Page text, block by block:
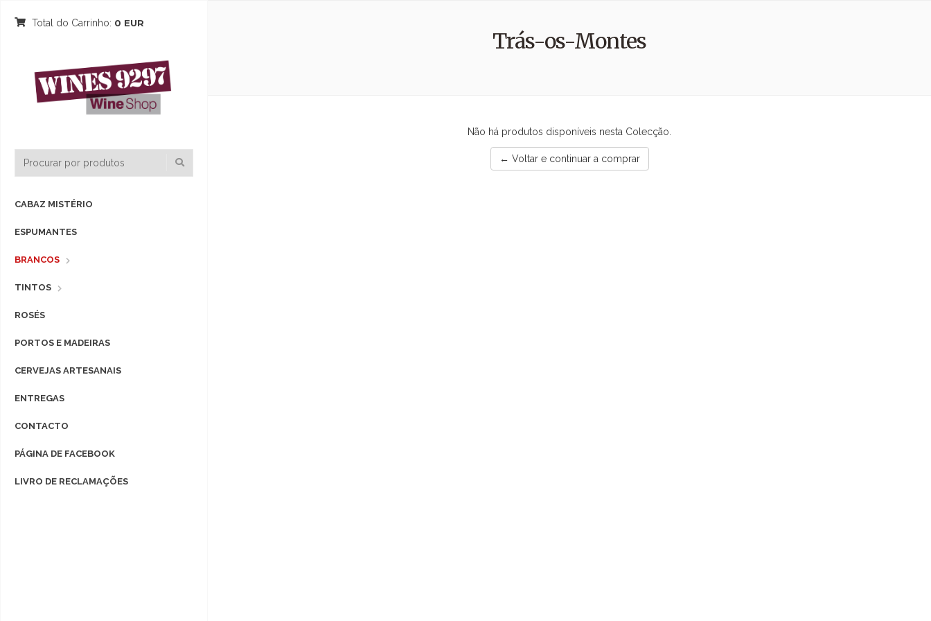
Total do Carrinho: 0 EUR
CABAZ MISTÉRIO
ESPUMANTES
BRANCOS
TINTOS
ROSÉS
PORTOS E MADEIRAS
CERVEJAS ARTESANAIS
ENTREGAS
CONTACTO
PÁGINA DE FACEBOOK
LIVRO DE RECLAMAÇÕES
Trás-os-Montes
Não há produtos disponíveis nesta Colecção.
← Voltar e continuar a comprar